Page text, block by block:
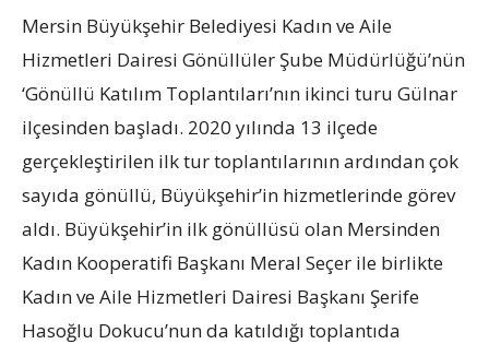
Mersin Büyükşehir Belediyesi Kadın ve Aile
Hizmetleri Dairesi Gönüllüler Şube Müdürlüğü’nün
‘Gönüllü Katılım Toplantıları’nın ikinci turu Gülnar
ilçesinden başladı. 2020 yılında 13 ilçede
gerçekleştirilen ilk tur toplantılarının ardından çok
sayıda gönüllü, Büyükşehir’in hizmetlerinde görev
aldı. Büyükşehir’in ilk gönüllüsü olan Mersinden
Kadın Kooperatifi Başkanı Meral Seçer ile birlikte
Kadın ve Aile Hizmetleri Dairesi Başkanı Şerife
Hasoğlu Dokucu’nun da katıldığı toplantıda